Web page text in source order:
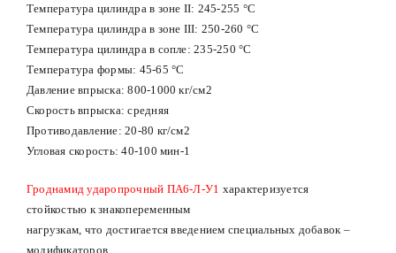
Температура цилиндра в зоне II: 245-255 °С
Температура цилиндра в зоне III: 250-260 °С
Температура цилиндра в сопле: 235-250 °С
Температура формы: 45-65 °С
Давление впрыска: 800-1000 кг/см2
Скорость впрыска: средняя
Противодавление: 20-80 кг/см2
Угловая скорость: 40-100 мин-1
Гроднамид ударопрочный ПА6-Л-У1 характеризуется
стойкостью к знакопеременным
нагрузкам, что достигается введением специальных добавок –
модификаторов